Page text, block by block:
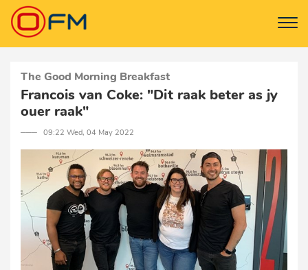
The Good Morning Breakfast
Francois van Coke: "Dit raak beter as jy
ouer raak"
─── 09:22 Wed, 04 May 2022